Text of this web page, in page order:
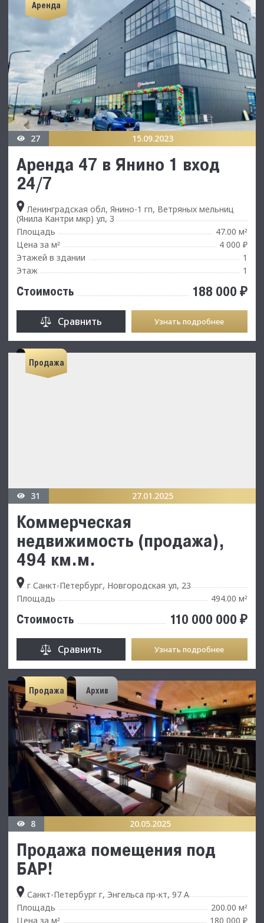
Аренда
27 15.09.2023
Аренда 47 в Янино 1 вход
24/7
Ленинградская обл, Янино-1 гп, Ветряных мельниц
(Янила Кантри мкр) ул, 3
Площадь
47.00 м²
Цена за м²
4 000 ₽
Этажей в здании
1
Этаж
1
Стоимость 188 000 ₽
Сравнить Узнать подробнее
Продажа
31 27.01.2025
Коммерческая
недвижимость (продажа),
494 км.м.
г Санкт-Петербург, Новгородская ул, 23
Площадь
494.00 м²
Стоимость 110 000 000 ₽
Сравнить Узнать подробнее
Продажа Архив
8 20.05.2025
Продажа помещения под
БАР!
Санкт-Петербург г, Энгельса пр-кт, 97 А
Площадь
200.00 м²
Цена за м² 180 000 ₽